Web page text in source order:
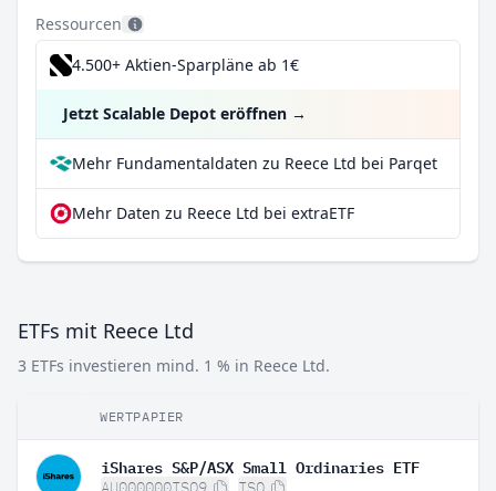
Ressourcen
4.500+ Aktien-Sparpläne ab 1€
Jetzt Scalable Depot eröffnen →
Mehr Fundamentaldaten zu Reece Ltd bei Parqet
Mehr Daten zu Reece Ltd bei extraETF
ETFs mit Reece Ltd
3 ETFs investieren mind. 1 % in Reece Ltd.
WERTPAPIER
iShares S&P/ASX Small Ordinaries ETF